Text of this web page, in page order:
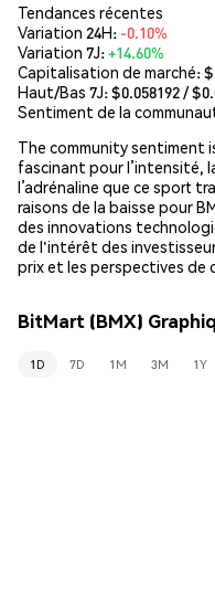
Tendances récentes
Variation 24H: -0.10%
Variation 7J:+14.60%
Capitalisation de marché:
Haut/Bas 7J: $0.058192/ $
Sentiment de la
The community sentiment
fascinant pour l’intensité,
l’adrénaline que ce sport
raisons de la baisse pour
des innovations
de l'intérêt des
prix et les perspectives de
BitMart (BMX)
1D 7D 1M 3M 1Y